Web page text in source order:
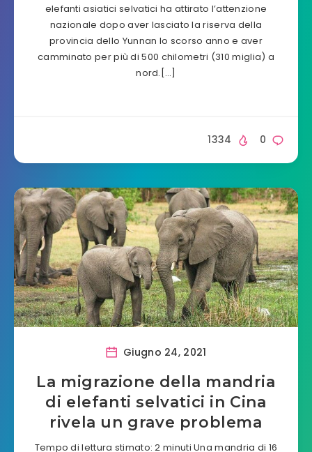
elefanti asiatici selvatici ha attirato l’attenzione
nazionale dopo aver lasciato la riserva della
provincia dello Yunnan lo scorso anno e aver
camminato per più di 500 chilometri (310 miglia) a
nord.[…]
0
1334
Giugno 24, 2021
La migrazione della mandria
di elefanti selvatici in Cina
rivela un grave problema
Tempo di lettura stimato: 2 minuti Una mandria di 16